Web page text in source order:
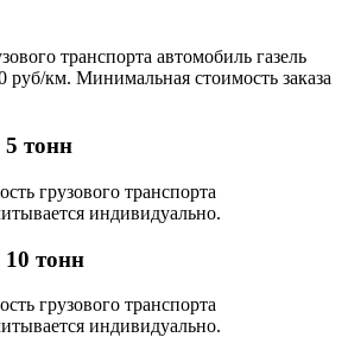
транспорта автомобиль газель
руб/км. Минимальная стоимость заказа
тонн
грузового транспорта
индивидуально.
тонн
грузового транспорта
индивидуально.